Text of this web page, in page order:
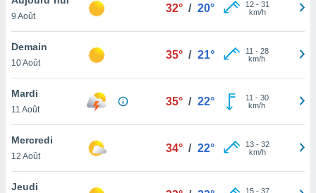
et
»,
au
vous
qu'ils
ou
9 Août
32° / 20° 12- 31
km/h
Demain
10 Août
35° / 21° 11 - 28
km/h
Mardi
11 Août
35° / 22° 11 - 30
km/h
Mercredi
12 Août
34° / 22° 13- 32
km/h
Jeudi 15- 37